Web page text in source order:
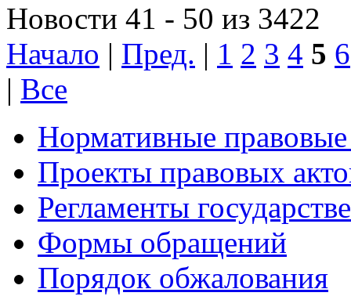
Новости 41 - 50 из 3422
Начало | Пред. | 1 2 3 4 5 6
| Все
Нормативные
Проекты правовых
Регламенты
Формы обращений
Порядок обжалования